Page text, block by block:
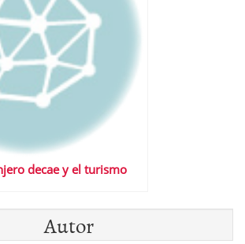
decae y el turismo
Autor